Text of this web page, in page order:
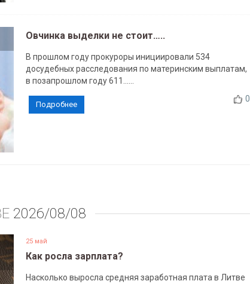
Овчинка выделки не стоит…..
В прошлом году прокуроры инициировали 534
досудебных расследования по материнским выплатам,
в позапрошлом году 611......
0
Подробнее
2026/08/08
25 май
Как росла зарплата?
Насколько выросла средняя заработная плата в Литве